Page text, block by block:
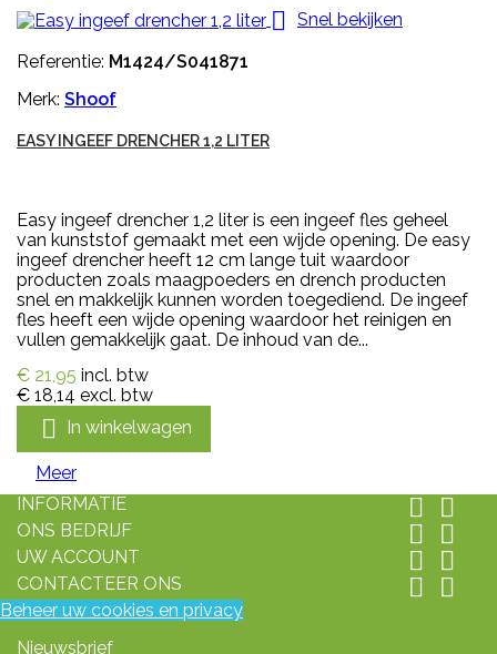
 Snel bekijken
Referentie: M1424/S041871
Merk: Shoof
EASY INGEEF DRENCHER 1,2 LITER
Easy ingeef drencher 1,2 liter is een ingeef fles geheel
van kunststof gemaakt met een wijde opening. De easy
ingeef drencher heeft 12 cm lange tuit waardoor
producten zoals maagpoeders en drench producten
snel en makkelijk kunnen worden toegediend. De ingeef
fles heeft een wijde opening waardoor het reinigen en
vullen gemakkelijk gaat. De inhoud van de...
€ 21,95 incl. btw
€ 18,14 excl. btw
 In winkelwagen
Meer
INFORMATIE
 
ONS BEDRIJF  
UW ACCOUNT  
CONTACTEER ONS  
Beheer uw cookies en privacy
Nieuwsbrief